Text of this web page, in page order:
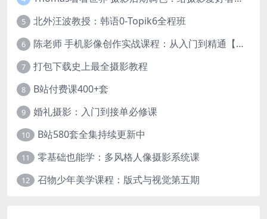
5 北外汪波教授：韩语0-Topik6全程班
6 陈老师 手机影像创作实战课程：从入门到精通【完结】
7 打包下载史上最全摄影教程
8 B站付费课400+套
9 婚礼摄影：入门到接单必修课
10 B站580套全集持续更新中
11 零基础也能学：多风格人像摄影系统课
12 召物少年美学课程：版式与视觉第五期